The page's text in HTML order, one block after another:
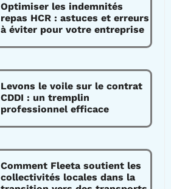
Optimiser les indemnités
repas HCR : astuces et erreurs
à éviter pour votre entreprise
Levons le voile sur le contrat
CDDI : un tremplin
professionnel efficace
Comment Fleeta soutient les
collectivités locales dans la